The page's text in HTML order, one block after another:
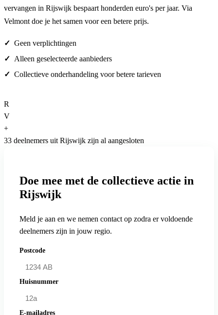
vervangen in Rijswijk bespaart honderden euro's per jaar. Via
Velmont doe je het samen voor een betere prijs.
Geen verplichtingen
Alleen geselecteerde aanbieders
Collectieve onderhandeling voor betere tarieven
R
V
+
33 deelnemers uit Rijswijk zijn al aangesloten
Doe mee met de collectieve actie in
Rijswijk
Meld je aan en we nemen contact op zodra er voldoende
deelnemers zijn in jouw regio.
Postcode
Huisnummer
E-mailadres